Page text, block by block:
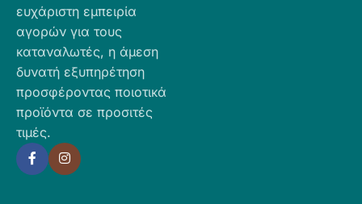
ευχάριστη εμπειρία
αγορών για τους
καταναλωτές, η άμεση
δυνατή εξυπηρέτηση
προσφέροντας ποιοτικά
προϊόντα σε προσιτές
τιμές.